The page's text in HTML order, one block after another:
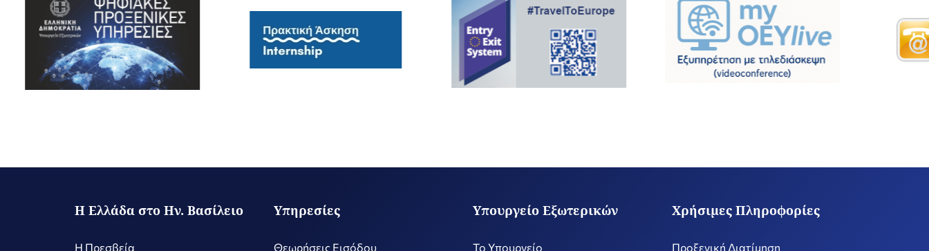
Η Ελλάδα στο Ην. Βασίλειο
Η Πρεσβεία
Υπηρεσίες
Θεωρήσεις Εισόδου
Υπουργείο Εξωτερικών
Το Υπουργείο
Χρήσιμες Πληροφορίες
Προξενική Διατίμηση